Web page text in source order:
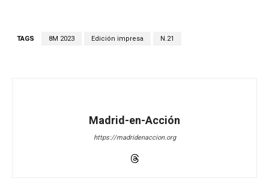
TAGS 8M 2023 Edición impresa N.21
Madrid-en-Acción
https://madridenaccion.org